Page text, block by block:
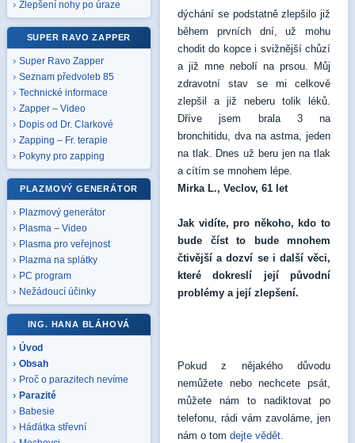
Zlepšení nohy po úraze
SUPER RAVO ZAPPER
Super Ravo Zapper
Seznam předvoleb 85
Technické informace
Zapper – Video
Dopis od Dr. Clarkové
Zapping – Fr. terapie
Pokyny pro zapping
PLAZMOVÝ GENERÁTOR
Plazmový generátor
Plasma – Video
Plasma pro veřejnost
Plazma na splátky
PC program
Nežádoucí účinky
ING. HANA BLÁHOVÁ
Úvod
Obsah
Proč o parazitech nevíme
Parazité
Babesie
Háďátka střevní
dýchání se podstatně zlepšilo již
během prvních dní, už mohu
chodit do kopce i svižnější chůzí
a již mne nebolí na prsou. Můj
zdravotní stav se mi celkově
zlepšil a již neberu tolik léků.
Dříve jsem brala 3 na
bronchitidu, dva na astma, jeden
na tlak. Dnes už beru jen na tlak
a cítím se mnohem lépe.
Mirka L., Veclov, 61 let
Jak vidíte, pro někoho, kdo to
bude číst to bude mnohem
čtivější a dozví se i další věci,
které dokreslí její původní
problémy a její zlepšení.
Pokud z nějakého důvodu
nemůžete nebo nechcete psát,
můžete nám to nadiktovat po
telefonu, rádi vám zavoláme, jen
nám o tom dejte vědět.